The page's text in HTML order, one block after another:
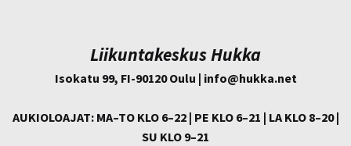
Liikuntakeskus Hukka
Isokatu 99, FI-90120 Oulu | info@hukka.net
AUKIOLOAJAT: MA–TO KLO 6–22 | PE KLO 6–21 | LA KLO 8–20 |
SU KLO 9–21